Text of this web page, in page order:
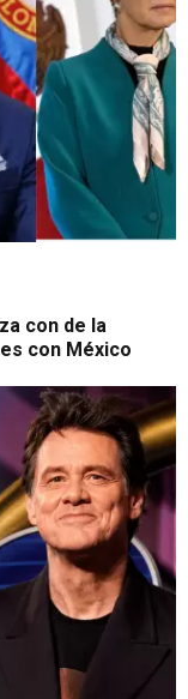
con de la
con México